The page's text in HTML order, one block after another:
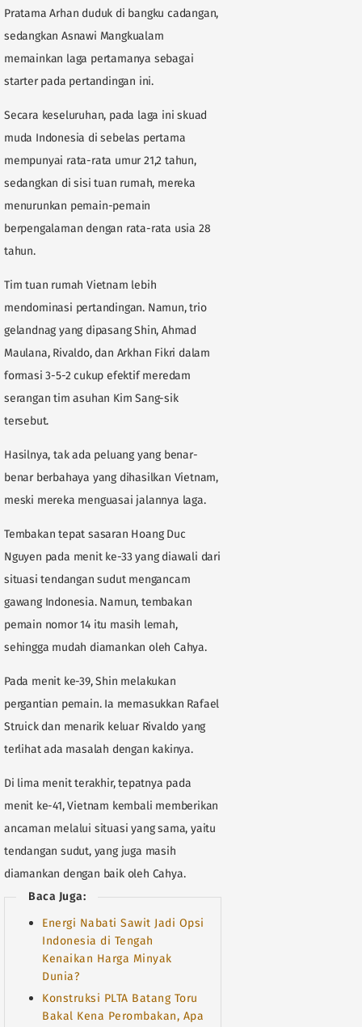
Pratama Arhan duduk di bangku cadangan,
sedangkan Asnawi Mangkualam
memainkan laga pertamanya sebagai
starter pada pertandingan ini.
Secara keseluruhan, pada laga ini skuad
muda Indonesia di sebelas pertama
mempunyai rata-rata umur 21,2 tahun,
sedangkan di sisi tuan rumah, mereka
menurunkan pemain-pemain
berpengalaman dengan rata-rata usia 28
tahun.
Tim tuan rumah Vietnam lebih
mendominasi pertandingan. Namun, trio
gelandnag yang dipasang Shin, Ahmad
Maulana, Rivaldo, dan Arkhan Fikri dalam
formasi 3-5-2 cukup efektif meredam
serangan tim asuhan Kim Sang-sik
tersebut.
Hasilnya, tak ada peluang yang benar-
benar berbahaya yang dihasilkan Vietnam,
meski mereka menguasai jalannya laga.
Tembakan tepat sasaran Hoang Duc
Nguyen pada menit ke-33 yang diawali dari
situasi tendangan sudut mengancam
gawang Indonesia. Namun, tembakan
pemain nomor 14 itu masih lemah,
sehingga mudah diamankan oleh Cahya.
Pada menit ke-39, Shin melakukan
pergantian pemain. Ia memasukkan Rafael
Struick dan menarik keluar Rivaldo yang
terlihat ada masalah dengan kakinya.
Di lima menit terakhir, tepatnya pada
menit ke-41, Vietnam kembali memberikan
ancaman melalui situasi yang sama, yaitu
tendangan sudut, yang juga masih
diamankan dengan baik oleh Cahya.
Baca Juga:
Energi Nabati Sawit Jadi Opsi
Indonesia di Tengah
Kenaikan Harga Minyak
Dunia?
Konstruksi PLTA Batang Toru
Bakal Kena Perombakan, Apa